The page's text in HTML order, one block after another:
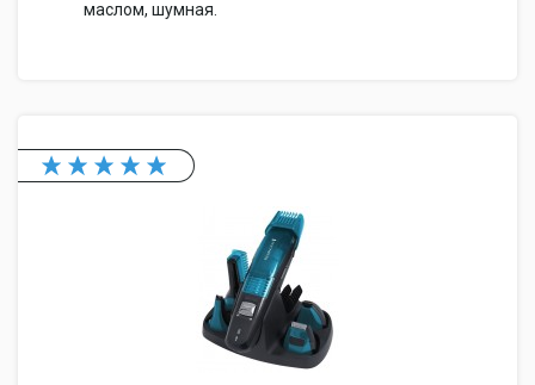
маслом, шумная.